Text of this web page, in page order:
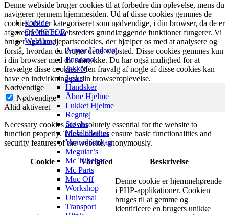
Forside
QJ MOTOR
Webshop
Armor Undertøj
Bandana
Jakker
Jeans
Handsker
Åbne Hjelme
Lukket Hjelme
Regntøj
Støvler
Mobiltilbehør
Varmehåndtag
Meguiar’s
Mc Tilbehør
Mc Parts
Muc Off
Workshop
Universal
Transport
Denne webside bruger cookies til at forbedre din oplevelse, mens du
navigerer gennem hjemmesiden. Ud af disse cookies gemmes de
cookies, der er kategoriseret som nødvendige, i din browser, da de er
afgørende for, at webstedets grundlæggende funktioner fungerer. Vi
bruger også tredjepartscookies, der hjælper os med at analysere og
forstå, hvordan du bruger dette websted. Disse cookies gemmes kun
i din browser med dit samtykke. Du har også mulighed for at
fravælge disse cookies. Men fravalg af nogle af disse cookies kan
have en indvirkning på din browseroplevelse.
Nødvendige
Nødvendige
Altid aktiveret
Necessary cookies are absolutely essential for the website to
function properly. These cookies ensure basic functionalities and
security features of the website, anonymously.
Cookie Varighed Beskrivelse
Denne cookie er hjemmehørende
i PHP-applikationer. Cookien
bruges til at gemme og
identificere en brugers unikke